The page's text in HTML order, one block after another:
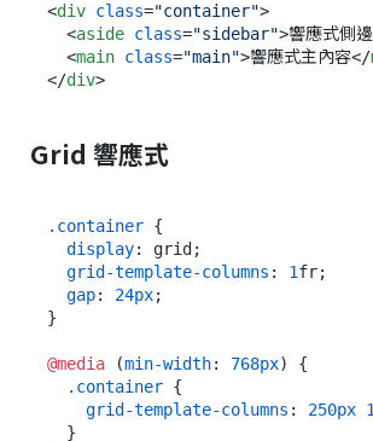
<div class="container">
<aside class="sidebar">響應式側
<main class="main">響應式主內容</
</div>
Grid 響應式
.container {
display: grid;
grid-template-columns : 1fr;
gap: 24px;
}
@media (min-width: 768px) {
.container {
grid-template-columns : 250px 1